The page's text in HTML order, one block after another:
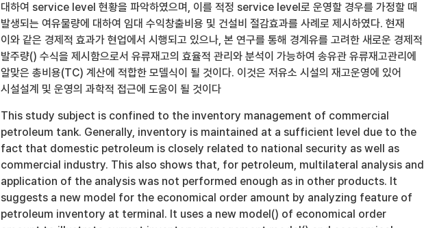
대하여 service level 현황을 파악하였으며, 이를 적정 service level로 운영할 경우를 가정할 때
발생되는 여유물량에 대하여 임대 수익창출비용 및 건설비 절감효과를 사례로 제시하였다. 현재
이와 같은 경제적 효과가 현업에서 시행되고 있으나, 본 연구를 통해 경계유를 고려한 새로운 경제적
발주량() 수식을 제시함으로서 유류재고의 효율적 관리와 분석이 가능하여 송유관 유류재고관리에
알맞은 총비용(TC) 계산에 적합한 모델식이 될 것이다. 이것은 저유소 시설의 재고운영에 있어
시설설계 및 운영의 과학적 접근에 도움이 될 것이다
This study subject is confined to the inventory management of commercial
petroleum tank. Generally, inventory is maintained at a sufficient level due to the
fact that domestic petroleum is closely related to national security as well as
commercial industry. This also shows that, for petroleum, multilateral analysis and
application of the analysis was not performed enough as in other products. It
suggests a new model for the economical order amount by analyzing feature of
petroleum inventory at terminal. It uses a new model() of economical order